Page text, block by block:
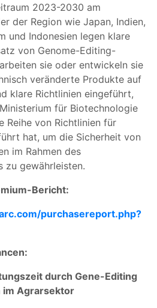
2023-2030 am
der Region wie Japan, Indien,
und Indonesien legen klare
von Genome-Editing-
sie oder entwickeln sie
veränderte Produkte auf
klare Richtlinien eingeführt,
für Biotechnologie
Reihe von Richtlinien für
hat, um die Sicherheit von
im Rahmen des
zu gewährleisten.
Bericht:
purchasereport.php?
durch Gene-Editing
im Agrarsektor